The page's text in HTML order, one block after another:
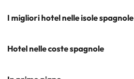
Iscrivetevi alla nostra newsletter
Hotel a Salou
Hotel a Cádiz
I migliori hotel nelle isole spagnole
Hotel a Tenerife
Hotel nelle coste spagnole
Costa del Sol